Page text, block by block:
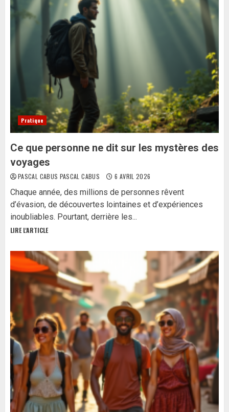
Pratique
Ce que personne ne dit sur les mystères des
voyages
PASCAL CABUS PASCAL CABUS 6 AVRIL 2026
Chaque année, des millions de personnes rêvent
d’évasion, de découvertes lointaines et d’expériences
inoubliables. Pourtant, derrière les...
LIRE L'ARTICLE